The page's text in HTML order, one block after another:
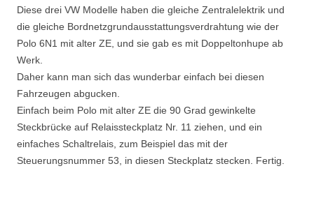
Diese drei VW Modelle haben die gleiche Zentralelektrik und
die gleiche Bordnetzgrundausstattungsverdrahtung wie der
Polo 6N1 mit alter ZE, und sie gab es mit Doppeltonhupe ab
Werk.
Daher kann man sich das wunderbar einfach bei diesen
Fahrzeugen abgucken.
Einfach beim Polo mit alter ZE die 90 Grad gewinkelte
Steckbrücke auf Relaissteckplatz Nr. 11 ziehen, und ein
einfaches Schaltrelais, zum Beispiel das mit der
Steuerungsnummer 53, in diesen Steckplatz stecken. Fertig.